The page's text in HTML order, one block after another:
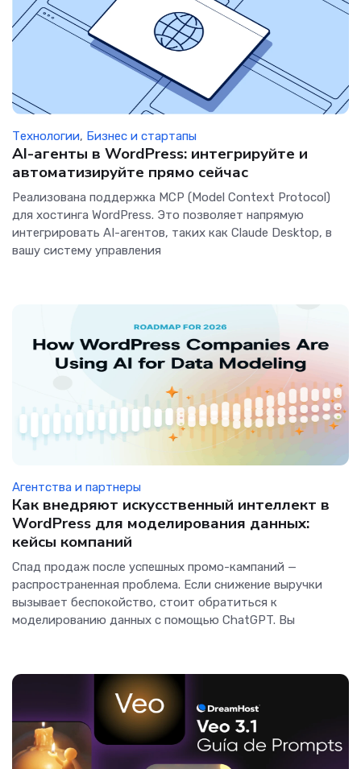
Технологии, Бизнес и стартапы
AI-агенты в WordPress: интегрируйте и
автоматизируйте прямо сейчас
Реализована поддержка MCP (Model Context Protocol)
для хостинга WordPress. Это позволяет напрямую
интегрировать AI-агентов, таких как Claude Desktop, в
вашу систему управления
Агентства и партнеры
Как внедряют искусственный интеллект в
WordPress для моделирования данных:
кейсы компаний
Спад продаж после успешных промо-кампаний —
распространенная проблема. Если снижение выручки
вызывает беспокойство, стоит обратиться к
моделированию данных с помощью ChatGPT. Вы